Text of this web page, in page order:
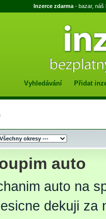
Inzerce zdarma - bazar, náš
Vyhledávání Přidat
auto
auto na
dekuji za